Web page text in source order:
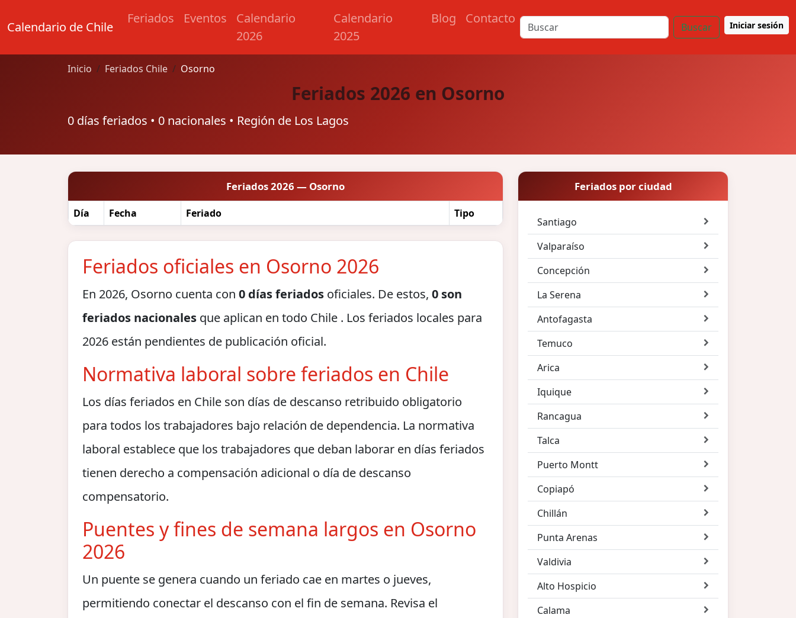
Calendario de Chile
Feriados Eventos
Calendario
2026
Calendario
2025
Blog Contacto
Buscar Iniciar sesión
Inicio Feriados Chile Osorno
Feriados 2026 en Osorno
0 días feriados • 0 nacionales • Región de Los Lagos
Feriados 2026 — Osorno
Día Fecha Feriado Tipo
Feriados oficiales en Osorno 2026
En 2026, Osorno cuenta con 0 días feriados oficiales. De estos, 0 son
feriados nacionales que aplican en todo Chile . Los feriados locales para
2026 están pendientes de publicación oficial.
Normativa laboral sobre feriados en Chile
Los días feriados en Chile son días de descanso retribuido obligatorio
para todos los trabajadores bajo relación de dependencia. La normativa
laboral establece que los trabajadores que deban laborar en días feriados
tienen derecho a compensación adicional o día de descanso
compensatorio.
Puentes y fines de semana largos en Osorno
2026
Un puente se genera cuando un feriado cae en martes o jueves,
permitiendo conectar el descanso con el fin de semana. Revisa el
Feriados por ciudad
Santiago
Valparaíso
Concepción
La Serena
Antofagasta
Temuco
Arica
Iquique
Rancagua
Talca
Puerto Montt
Copiapó
Chillán
Punta Arenas
Valdivia
Alto Hospicio
Calama